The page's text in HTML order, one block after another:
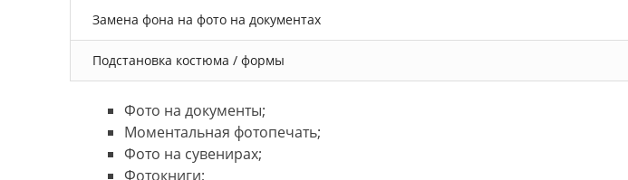
Замена фона на фото на документах
Подстановка костюма / формы
Фото на документы;
Моментальная фотопечать;
Фото на сувенирах;
Фотокниги;